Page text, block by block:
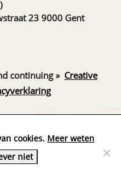
23 9000 Gent
continuing » Creative
cookies. Meer weten
niet